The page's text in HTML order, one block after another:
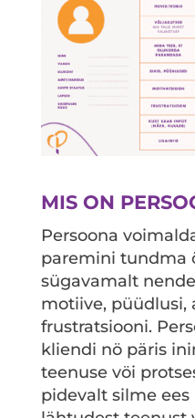
MIS ON
Persoona
paremini tundma
sügavamalt
motiive, püüdlusi,
frustratsiooni.
kliendi nö päris
teenuse vöi
pidevalt silme